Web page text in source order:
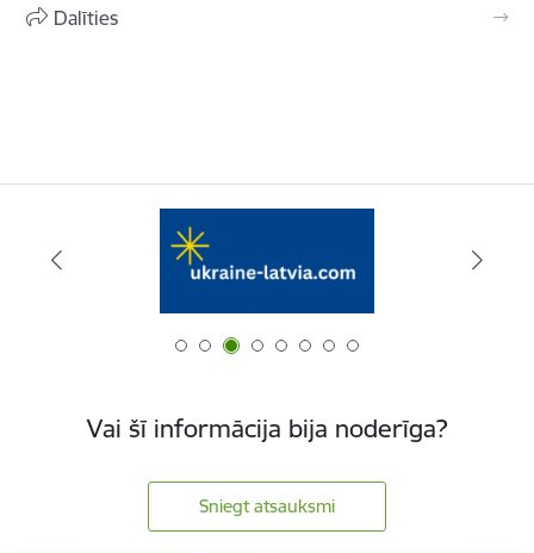
Dalīties
Vai šī informācija bija noderīga?
Sniegt atsauksmi